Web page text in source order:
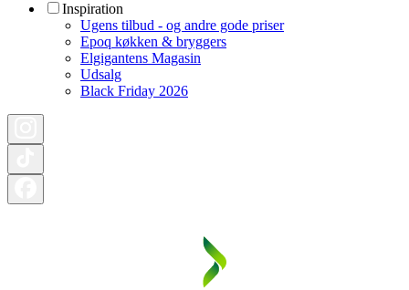
Inspiration
Ugens tilbud - og andre gode priser
Epoq køkken & bryggers
Elgigantens Magasin
Udsalg
Black Friday 2026